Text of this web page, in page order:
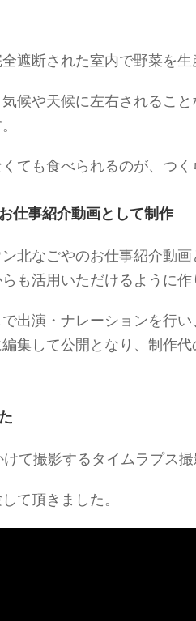
遮断された室内で野菜を生
候や天候に左右されるこ
ても食べられるのが、つく
仕事紹介動画として制作
北なごやのお仕事紹介動
も活用いただけるように作
出演・ナレーションを行
集して公開となり、制作
て撮影するタイムラプス撮
て頂きました。